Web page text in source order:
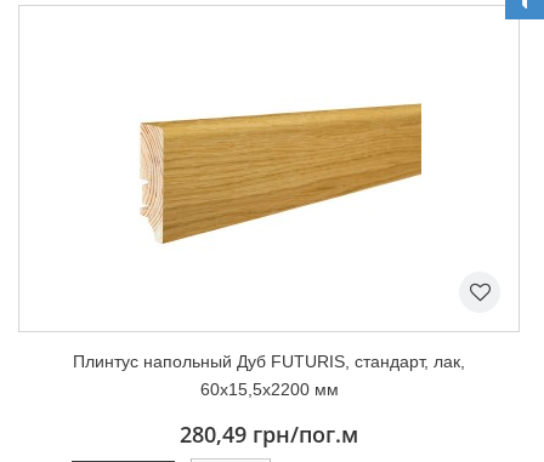
Плинтус напольный Дуб FUTURIS, стандарт, лак,
60х15,5х2200 мм
280,49 грн/пог.м